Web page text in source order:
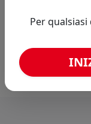
Confronta
Caricamento
Per